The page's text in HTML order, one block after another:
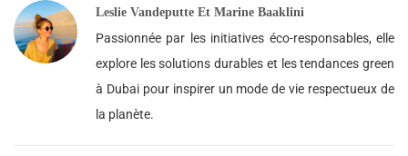
Leslie Vandeputte Et Marine Baaklini
Passionnée par les initiatives éco-responsables, elle
explore les solutions durables et les tendances green
à Dubai pour inspirer un mode de vie respectueux de
la planète.